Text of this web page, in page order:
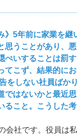
》5年前に家業を
思うことがあり、
ぺいすることは罰
てこず、結果的に
をしない社員ばか
ではないかと最近
ること。こうした
会社です。役員は